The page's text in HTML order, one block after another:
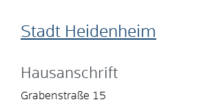
Stadt Heidenheim
Hausanschrift
Grabenstraße 15